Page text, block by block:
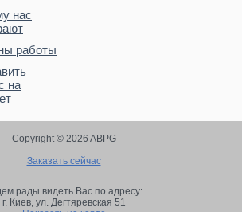
нас
работы
на
Copyright © 2026 ABPG
Заказать сейчас
рады видеть Вас по адресу:
г. Киев, ул. Дегтяревская 51